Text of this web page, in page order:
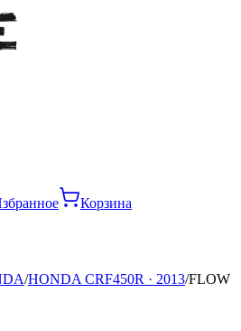
Корзина
/HONDA CRF450R · 2013/FLOW